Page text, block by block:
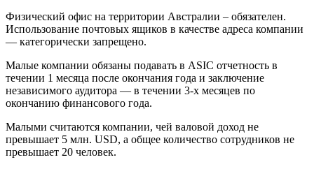
Физический офис на территории Австралии – обязателен.
Использование почтовых ящиков в качестве адреса компании
— категорически запрещено.
Малые компании обязаны подавать в ASIC отчетность в
течении 1 месяца после окончания года и заключение
независимого аудитора — в течении 3-х месяцев по
окончанию финансового года.
Малыми считаются компании, чей валовой доход не
превышает 5 млн. USD, а общее количество сотрудников не
превышает 20 человек.